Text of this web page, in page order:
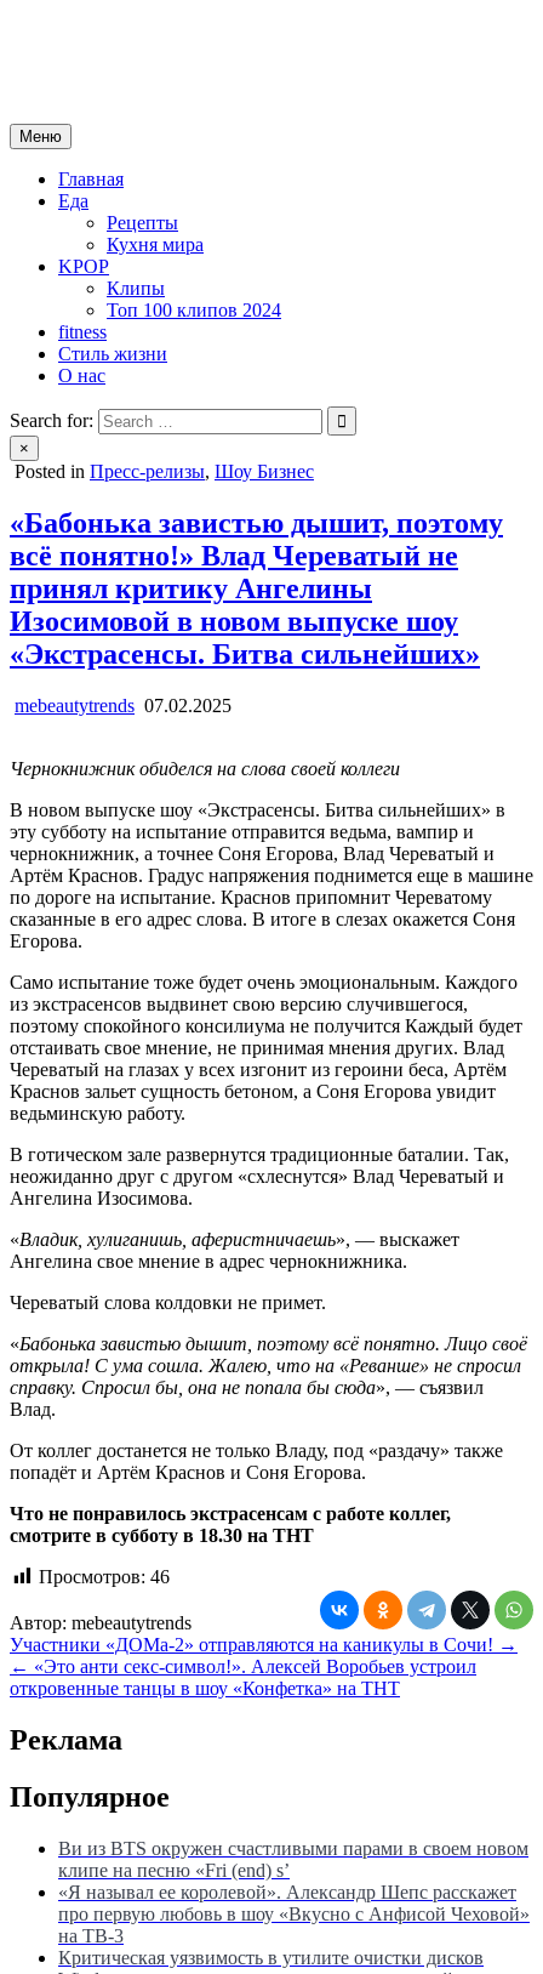
Меню
Главная
Еда
Рецепты
Кухня мира
KPOP
Клипы
Топ 100 клипов 2024
fitness
Стиль жизни
О нас
Search for:
×
Posted in Пресс-релизы, Шоу Бизнес
«Бабонька завистью дышит, поэтому
всё понятно!» Влад Череватый не
принял критику Ангелины
Изосимовой в новом выпуске шоу
«Экстрасенсы. Битва сильнейших»
mebeautytrends 07.02.2025
Чернокнижник обиделся на слова своей коллеги
В новом выпуске шоу «Экстрасенсы. Битва сильнейших» в
эту субботу на испытание отправится ведьма, вампир и
чернокнижник, а точнее Соня Егорова, Влад Череватый и
Артём Краснов. Градус напряжения поднимется еще в машине
по дороге на испытание. Краснов припомнит Череватому
сказанные в его адрес слова. В итоге в слезах окажется Соня
Егорова.
Само испытание тоже будет очень эмоциональным. Каждого
из экстрасенсов выдвинет свою версию случившегося,
поэтому спокойного консилиума не получится Каждый будет
отстаивать свое мнение, не принимая мнения других. Влад
Череватый на глазах у всех изгонит из героини беса, Артём
Краснов зальет сущность бетоном, а Соня Егорова увидит
ведьминскую работу.
В готическом зале развернутся традиционные баталии. Так,
неожиданно друг с другом «схлеснутся» Влад Череватый и
Ангелина Изосимова.
«Владик, хулиганишь, аферистничаешь», — выскажет
Ангелина свое мнение в адрес чернокнижника.
Череватый слова колдовки не примет.
«Бабонька завистью дышит, поэтому всё понятно. Лицо своё
открыла! С ума сошла. Жалею, что на «Реванше» не спросил
справку. Спросил бы, она не попала бы сюда», — съязвил
Влад.
От коллег достанется не только Владу, под «раздачу» также
попадёт и Артём Краснов и Соня Егорова.
Что не понравилось экстрасенсам с работе коллег,
смотрите в субботу в 18.30 на ТНТ
Просмотров: 46
Автор: mebeautytrends
Навигация
по
Участники «ДОМа-2» отправляются на каникулы в Сочи! →
← «Это анти секс-символ!». Алексей Воробьев устроил
откровенные танцы в шоу «Конфетка» на ТНТ
Реклама
Популярное
Ви из BTS окружен счастливыми парами в своем новом
клипе на песню «Fri (end) s’
«Я называл ее королевой». Александр Шепс расскажет
про первую любовь в шоу «Вкусно с Анфисой Чеховой»
на ТВ-3
Критическая уязвимость в утилите очистки дисков